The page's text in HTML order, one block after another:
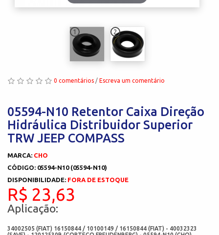
1 2
0 comentários / Escreva um comentário
05594-N10 Retentor Caixa Direção
Hidráulica Distribuidor Superior
TRW JEEP COMPASS
MARCA: CHO
CÓDIGO: 05594-N10 (05594-N10)
DISPONIBILIDADE: FORA DE ESTOQUE
R$ 23,63
Aplicação:
34002505 (FIAT) 16150844 / 10100149 / 16150844 (FIAT) - 40032323